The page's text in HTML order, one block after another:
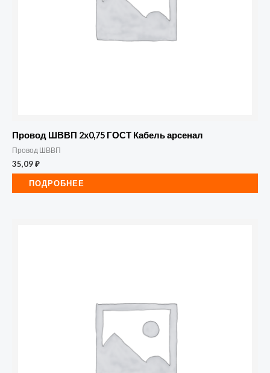
Провод ШВВП 2х0,75 ГОСТ Кабель арсенал
Провод ШВВП
35,09₽
ПОДРОБНЕЕ